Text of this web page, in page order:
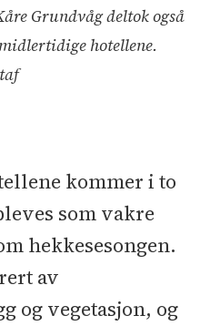
Grundvåg deltok også
hotellene.
kommer i to
som vakre
hekkesesongen.
av
og vegetasjon, og